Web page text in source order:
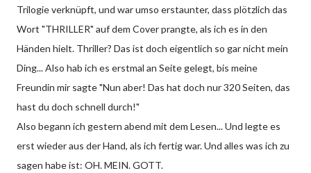
Trilogie verknüpft, und war umso erstaunter, dass plötzlich das
Wort "THRILLER" auf dem Cover prangte, als ich es in den
Händen hielt. Thriller? Das ist doch eigentlich so gar nicht mein
Ding... Also hab ich es erstmal an Seite gelegt, bis meine
Freundin mir sagte "Nun aber! Das hat doch nur 320 Seiten, das
hast du doch schnell durch!"
Also begann ich gestern abend mit dem Lesen... Und legte es
erst wieder aus der Hand, als ich fertig war. Und alles was ich zu
sagen habe ist: OH. MEIN. GOTT.